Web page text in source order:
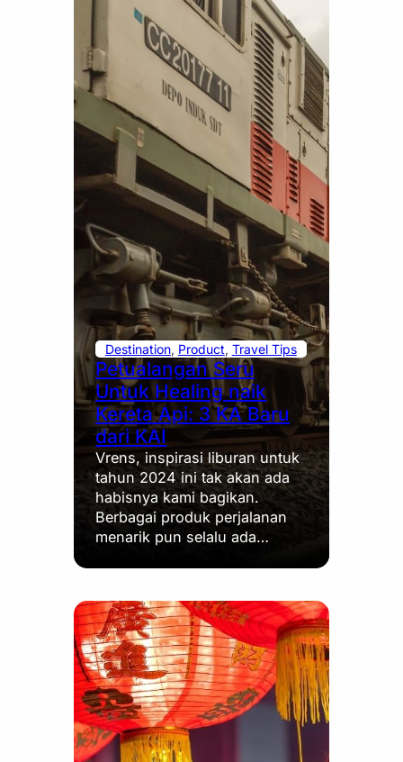
Destination, Product, Travel Tips
Petualangan Seru
Untuk Healing naik
Kereta Api: 3 KA Baru
dari KAI
Vrens, inspirasi liburan untuk
tahun 2024 ini tak akan ada
habisnya kami bagikan.
Berbagai produk perjalanan
menarik pun selalu ada…